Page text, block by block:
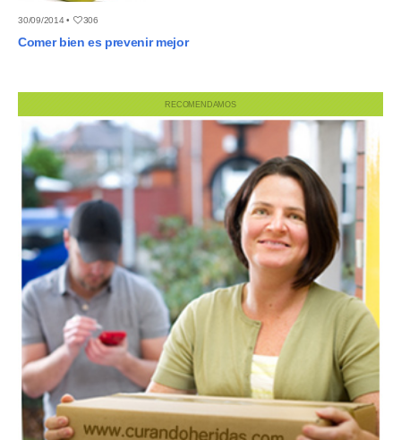
30/09/2014 • 306
Comer bien es prevenir mejor
RECOMENDAMOS